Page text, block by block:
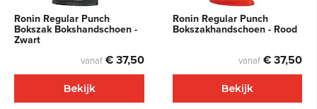
Ronin Regular Punch
Bokszak Bokshandschoen -
Zwart
vanaf € 37,50
Bekijk
Ronin Regular Punch
Bokszakhandschoen - Rood
vanaf € 37,50
Bekijk